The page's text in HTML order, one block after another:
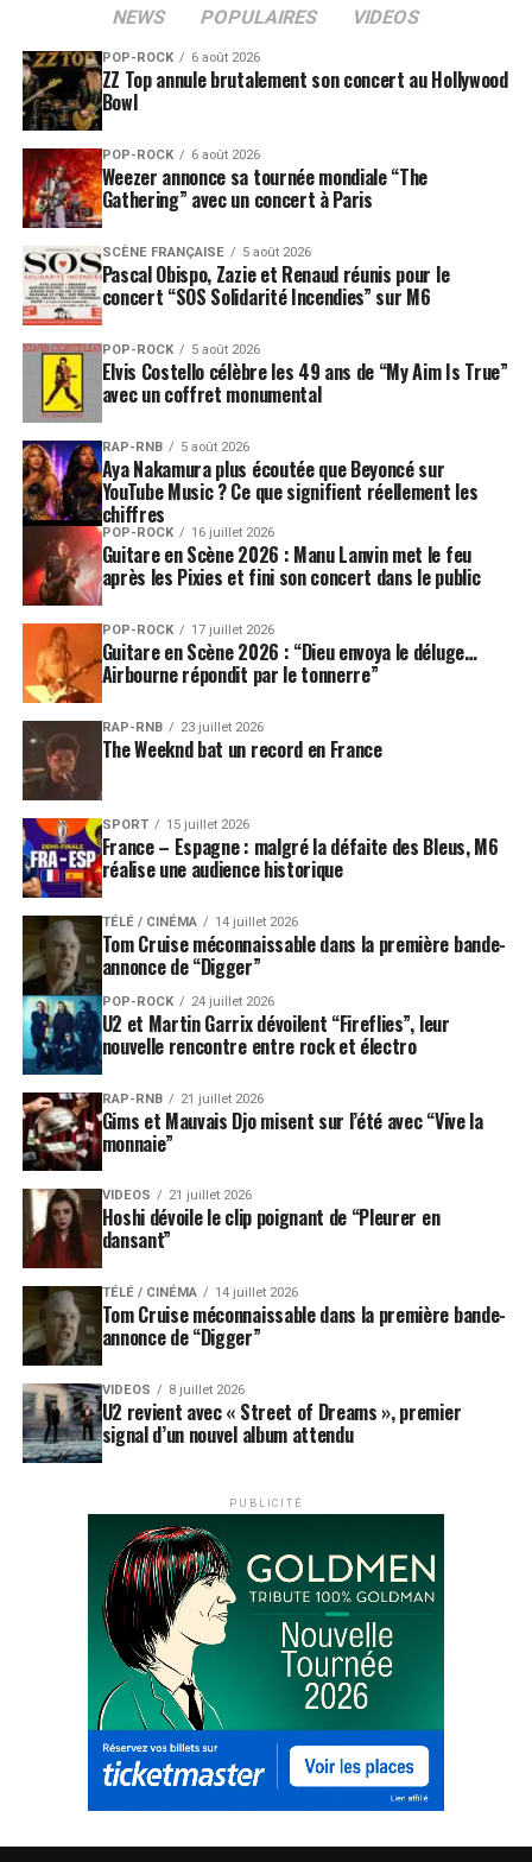
NEWS POPULAIRES VIDEOS
POP-ROCK 6 août 2026
ZZ Top annule brutalement son concert au Hollywood
Bowl
POP-ROCK 6 août 2026
Weezer annonce sa tournée mondiale “The
Gathering” avec un concert à Paris
SCÈNE FRANÇAISE 5 août 2026
Pascal Obispo, Zazie et Renaud réunis pour le
concert “SOS Solidarité Incendies” sur M6
POP-ROCK 5 août 2026
Elvis Costello célèbre les 49 ans de “My Aim Is True”
avec un coffret monumental
RAP-RNB 5 août 2026
Aya Nakamura plus écoutée que Beyoncé sur
YouTube Music ? Ce que signifient réellement les
chiffres
POP-ROCK 16 juillet 2026
Guitare en Scène 2026 : Manu Lanvin met le feu
après les Pixies et fini son concert dans le public
POP-ROCK 17 juillet 2026
Guitare en Scène 2026 : “Dieu envoya le déluge…
Airbourne répondit par le tonnerre”
RAP-RNB 23 juillet 2026
The Weeknd bat un record en France
SPORT 15 juillet 2026
France – Espagne : malgré la défaite des Bleus, M6
réalise une audience historique
TÉLÉ / CINÉMA 14 juillet 2026
Tom Cruise méconnaissable dans la première bande-
annonce de “Digger”
POP-ROCK 24 juillet 2026
U2 et Martin Garrix dévoilent “Fireflies”, leur
nouvelle rencontre entre rock et électro
RAP-RNB 21 juillet 2026
Gims et Mauvais Djo misent sur l’été avec “Vive la
monnaie”
VIDEOS 21 juillet 2026
Hoshi dévoile le clip poignant de “Pleurer en
dansant”
TÉLÉ / CINÉMA 14 juillet 2026
Tom Cruise méconnaissable dans la première bande-
annonce de “Digger”
VIDEOS 8 juillet 2026
U2 revient avec « Street of Dreams », premier
signal d’un nouvel album attendu
PUBLICITÉ